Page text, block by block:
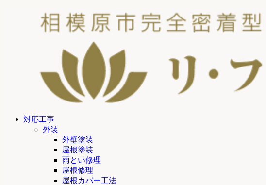
対応工事
外装
外壁塗装
屋根塗装
雨とい修理
屋根修理
屋根カバー工法